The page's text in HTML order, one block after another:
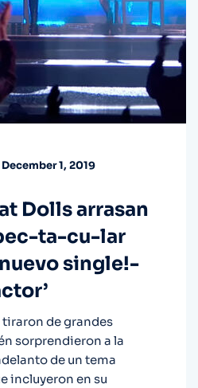
December 1, 2019
Dolls arrasan
ta-cu-lar
single!-
tiraron de grandes
sorprendieron a la
de un tema
incluyeron en su